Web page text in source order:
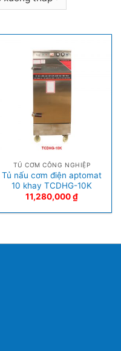
TỦ CƠM CÔNG NGHIỆP
Tủ nấu cơm điện aptomat
10 khay TCDHG-10K
11,280,000₫